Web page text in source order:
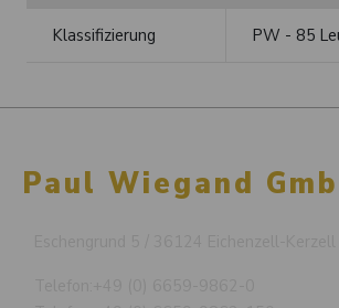
Klassifizierung PW - 85
Paul Wiegand